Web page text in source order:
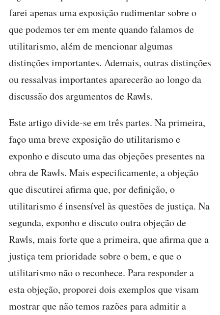
farei apenas uma exposição rudimentar sobre o
que podemos ter em mente quando falamos de
utilitarismo, além de mencionar algumas
distinções importantes. Ademais, outras distinções
ou ressalvas importantes aparecerão ao longo da
discussão dos argumentos de Rawls.
Este artigo divide-se em três partes. Na primeira,
faço uma breve exposição do utilitarismo e
exponho e discuto uma das objeções presentes na
obra de Rawls. Mais especificamente, a objeção
que discutirei afirma que, por definição, o
utilitarismo é insensível às questões de justiça. Na
segunda, exponho e discuto outra objeção de
Rawls, mais forte que a primeira, que afirma que a
justiça tem prioridade sobre o bem, e que o
utilitarismo não o reconhece. Para responder a
esta objeção, proporei dois exemplos que visam
mostrar que não temos razões para admitir a